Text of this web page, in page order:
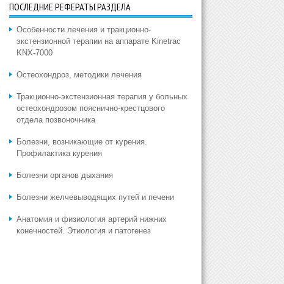
ПОСЛЕДНИЕ РЕФЕРАТЫ РАЗДЕЛА
Особенности лечения и тракционно-
экстензионной терапии на аппарате Kinetrac
KNX-7000
Остеохондроз, методики лечения
Тракционно-экстензионная терапия у больных
остеохондрозом пояснично-крестцового
отдела позвоночника
Болезни, возникающие от курения.
Профилактика курения
Болезни органов дыхания
Болезни желчевыводящих путей и печени
Анатомия и физиология артерий нижних
конечностей. Этиология и патогенез